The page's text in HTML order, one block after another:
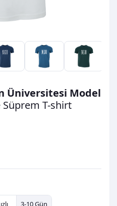
Üniversitesi Model
Süprem T-shirt
3-10 Gün